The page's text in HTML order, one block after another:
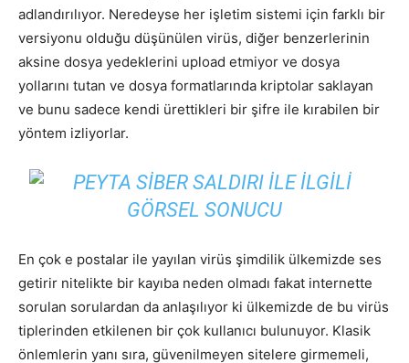
adlandırılıyor. Neredeyse her işletim sistemi için farklı bir
versiyonu olduğu düşünülen virüs, diğer benzerlerinin
aksine dosya yedeklerini upload etmiyor ve dosya
yollarını tutan ve dosya formatlarında kriptolar saklayan
ve bunu sadece kendi ürettikleri bir şifre ile kırabilen bir
yöntem izliyorlar.
En çok e postalar ile yayılan virüs şimdilik ülkemizde ses
getirir nitelikte bir kayıba neden olmadı fakat internette
sorulan sorulardan da anlaşılıyor ki ülkemizde de bu virüs
tiplerinden etkilenen bir çok kullanıcı bulunuyor. Klasik
önlemlerin yanı sıra, güvenilmeyen sitelere girmemeli,